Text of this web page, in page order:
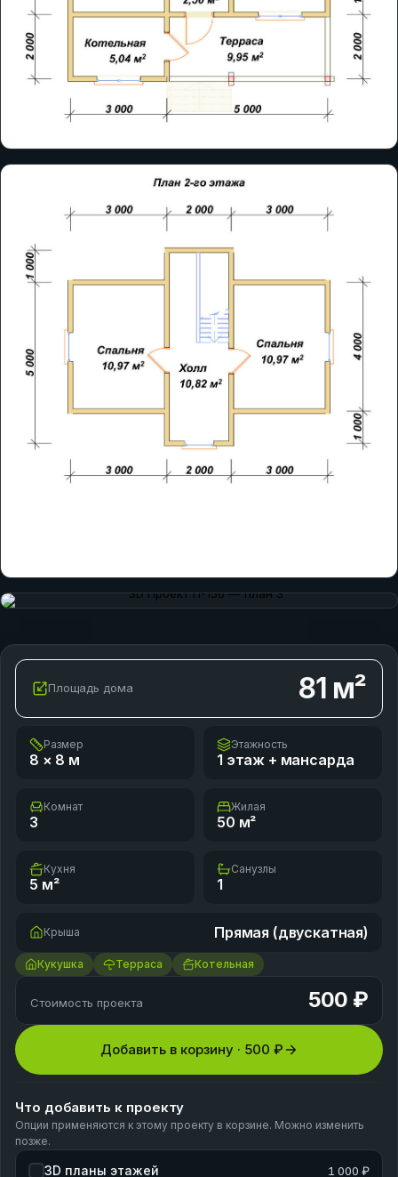
Площадь дома 81 м²
Размер
8 × 8 м
Этажность
1 этаж + мансарда
Комнат
3
Жилая
50 м²
Кухня
5 м²
Санузлы
1
Крыша Прямая (двускатная)
Кукушка Терраса Котельная
Стоимость проекта 500 ₽
Добавить в корзину · 500 ₽
Что добавить к проекту
Опции применяются к этому проекту в корзине. Можно изменить
позже.
3D планы этажей 1 000 ₽